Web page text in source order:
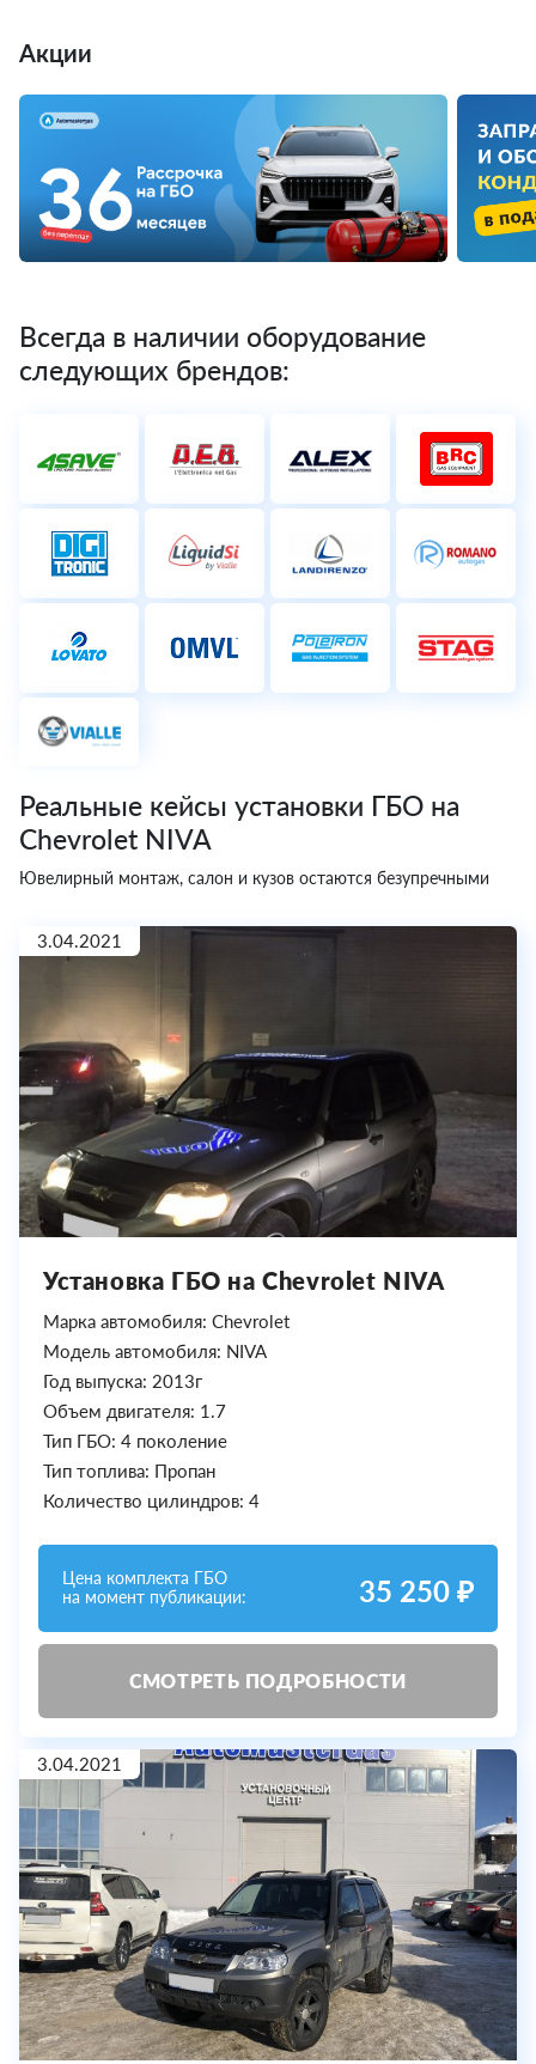
Акции
Всегда в наличии оборудование
следующих брендов:
Реальные кейсы установки ГБО на
Chevrolet NIVA
Ювелирный монтаж, салон и кузов остаются безупречными
3.04.2021
Установка ГБО на Chevrolet NIVA
Марка автомобиля: Chevrolet
Модель автомобиля: NIVA
Год выпуска: 2013г
Объем двигателя: 1.7
Тип ГБО: 4 поколение
Тип топлива: Пропан
Количество цилиндров: 4
Цена комплекта ГБО
на момент публикации:
35 250 ₽
СМОТРЕТЬ ПОДРОБНОСТИ
3.04.2021